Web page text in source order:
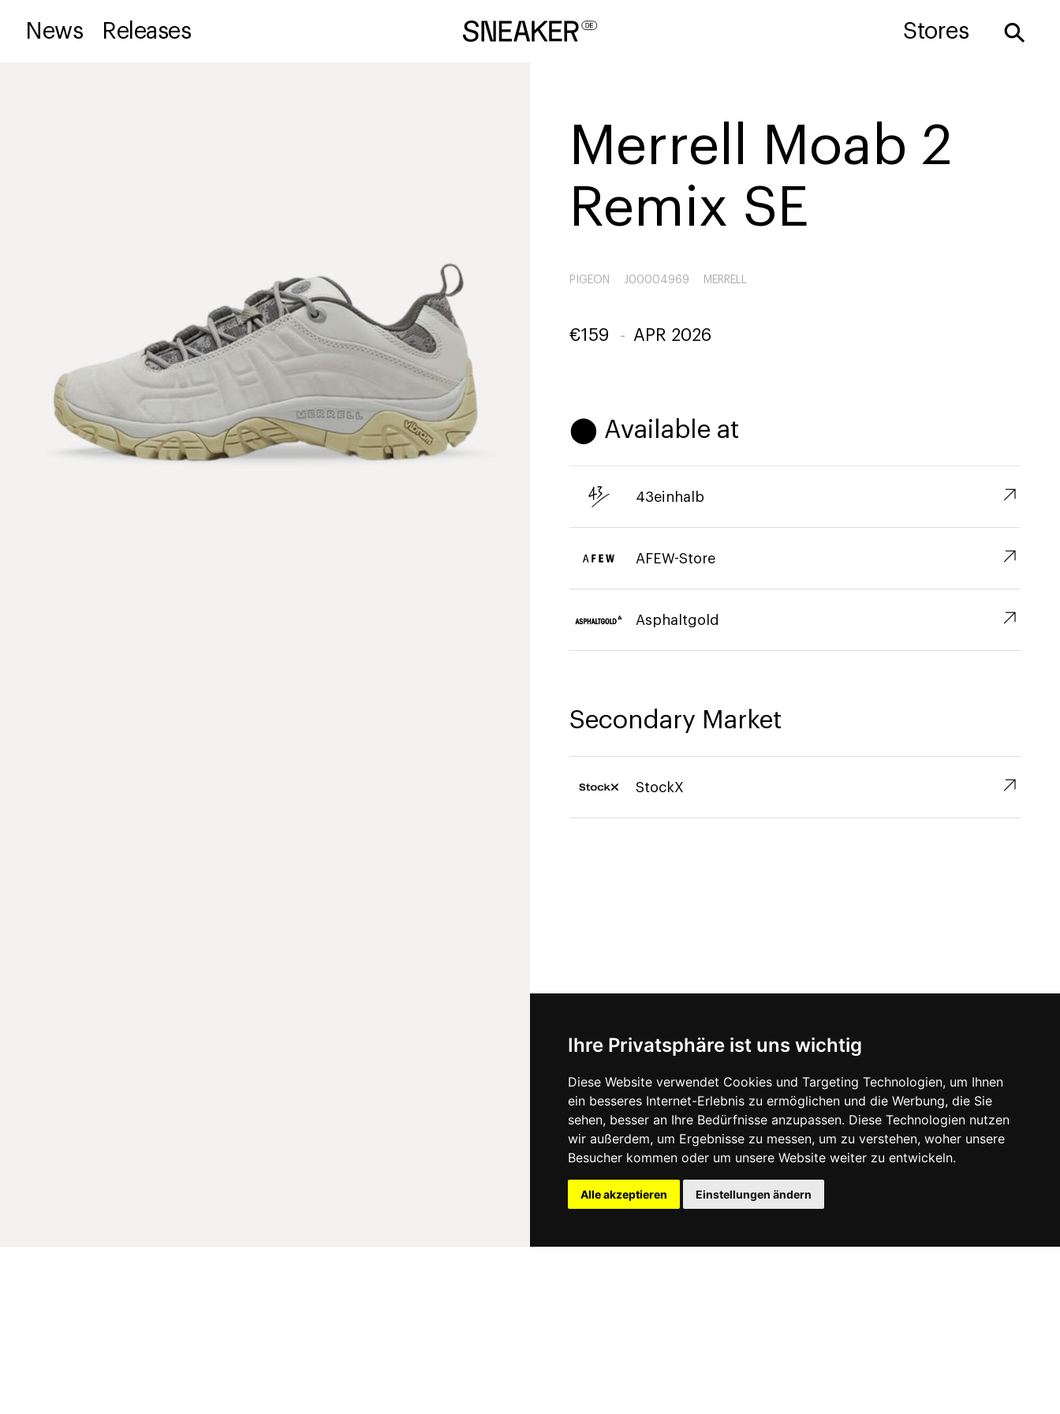
Ihre Privatsphäre ist uns wichtig
Diese Website verwendet Cookies und Targeting Technologien, um Ihnen
ein besseres Internet-Erlebnis zu ermöglichen und die Werbung, die Sie
sehen, besser an Ihre Bedürfnisse anzupassen. Diese Technologien nutzen
wir außerdem, um Ergebnisse zu messen, um zu verstehen, woher unsere
Besucher kommen oder um unsere Website weiter zu entwickeln.
Alle akzeptieren Einstellungen ändern
News Releases Stores ⚲
Merrell Moab 2
Remix SE
PIGEON J00004969 MERRELL
€159 - APR 2026
⬤ Available at
43einhalb ↗︎
AFEW-Store ↗︎
Asphaltgold ↗︎
Secondary Market
StockX ↗︎